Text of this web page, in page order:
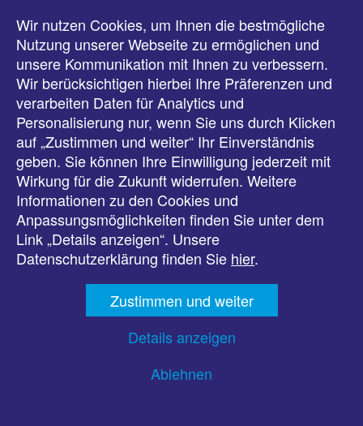
Insbesondere ausgelöst durch die sozialen Medien
und der Drang nach “Likes”.
Ihr möchtet mehr zum Thema lesen?
Auf der Seite der PwC findet ihr den Artikel “So tickt die
Generation Z”(letzter Zugriff 09.12.2022)
Analyse der Generation Zvon Christian Scholz:
“Generation Z. Wie sie tickt, was sie verändert und
warum sie uns alle ansteckt” Wiley-VCH Verlag,
Weinheim 2014 (letzter Zugriff: 09.12.2022)
Oder auf der Seite vonStudiflixzusammengefasst: Von
den Eigenschaften bis hin zur Arbeitswelt – dort
Intersektionalität
Wir nutzen Cookies, um Ihnen die bestmögliche
Nutzung unserer Webseite zu ermöglichen und
unsere Kommunikation mit Ihnen zu verbessern.
Wir berücksichtigen hierbei Ihre Präferenzen und
verarbeiten Daten für Analytics und
Personalisierung nur, wenn Sie uns durch Klicken
auf „Zustimmen und weiter“ Ihr Einverständnis
geben. Sie können Ihre Einwilligung jederzeit mit
Wirkung für die Zukunft widerrufen. Weitere
Informationen zu den Cookies und
Anpassungsmöglichkeiten finden Sie unter dem
Link „Details anzeigen“. Unsere
Datenschutzerklärung finden Sie hier.
Zustimmen und weiter
Details anzeigen
Ablehnen